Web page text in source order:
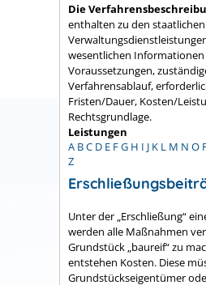
Die
enthalten zu den staatlichen
wesentlichen Informationen
Voraussetzungen,
Verfahrensablauf,
Fristen/Dauer, Kosten/
Rechtsgrundlage.
Leistungen
A BC D E FG H I J K L M N O
Z
Unter der „Erschließung“
werden alle Maßnahmen
Grundstück „baureif“ zu
entstehen Kosten. Diese
Grundstückseigentümer